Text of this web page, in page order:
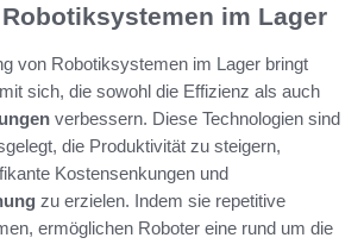
im Lager
von Robotiksystemen im Lager bringt
sich, die sowohl die Effizienz als auch
verbessern. Diese Technologien sind
die Produktivität zu steigern,
Kostensenkungen und
zu erzielen. Indem sie repetitive
ermöglichen Roboter eine rund um die